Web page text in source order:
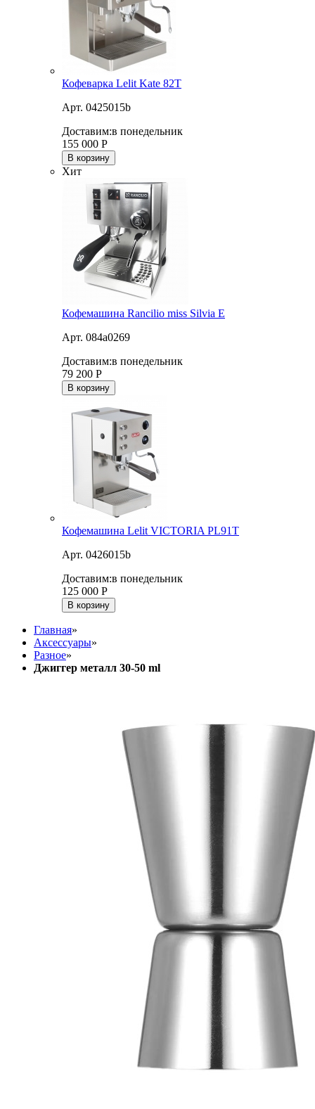
Кофеварка Lelit Kate 82T
Арт. 0425015b
Доставим:в понедельник
155 000 Р
В корзину
Хит
Кофемашина Rancilio miss Silvia E
Арт. 084a0269
Доставим:в понедельник
79 200 Р
В корзину
Кофемашина Lelit VICTORIA PL91T
Арт. 0426015b
Доставим:в понедельник
125 000 Р
В корзину
Главная»
Аксессуары»
Разное»
Джиггер металл 30-50 ml